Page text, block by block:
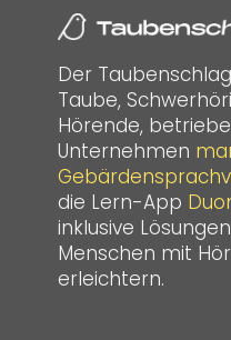
Der
Taube,
Hörende,
Unternehmen
die Lern-App
inklusive
Menschen mit
erleichtern.